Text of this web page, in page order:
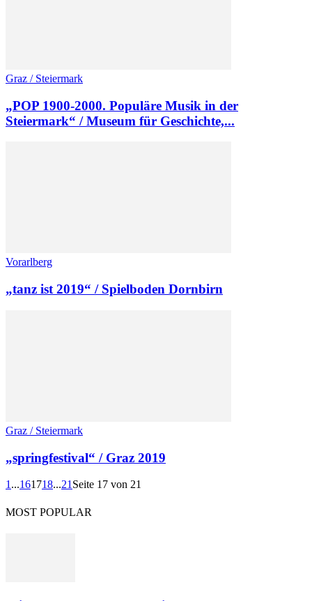
Graz / Steiermark
„POP 1900-2000. Populäre Musik in der
Steiermark“ / Museum für Geschichte,...
Vorarlberg
„tanz ist 2019“ / Spielboden Dornbirn
Graz / Steiermark
„springfestival“ / Graz 2019
1 ...161718...21 Seite 17 von 21
MOST POPULAR